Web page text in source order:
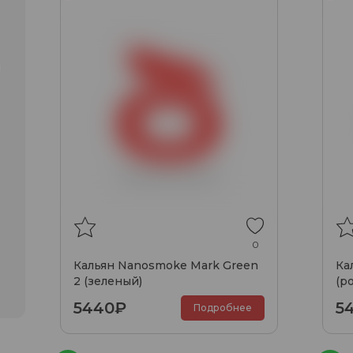
0
Кальян Nanosmoke Mark Green
2 (зеленый)
5440₽ Подробнее